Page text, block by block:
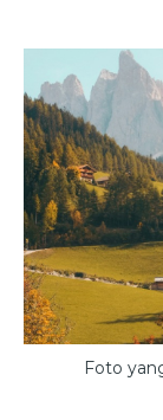
Foto